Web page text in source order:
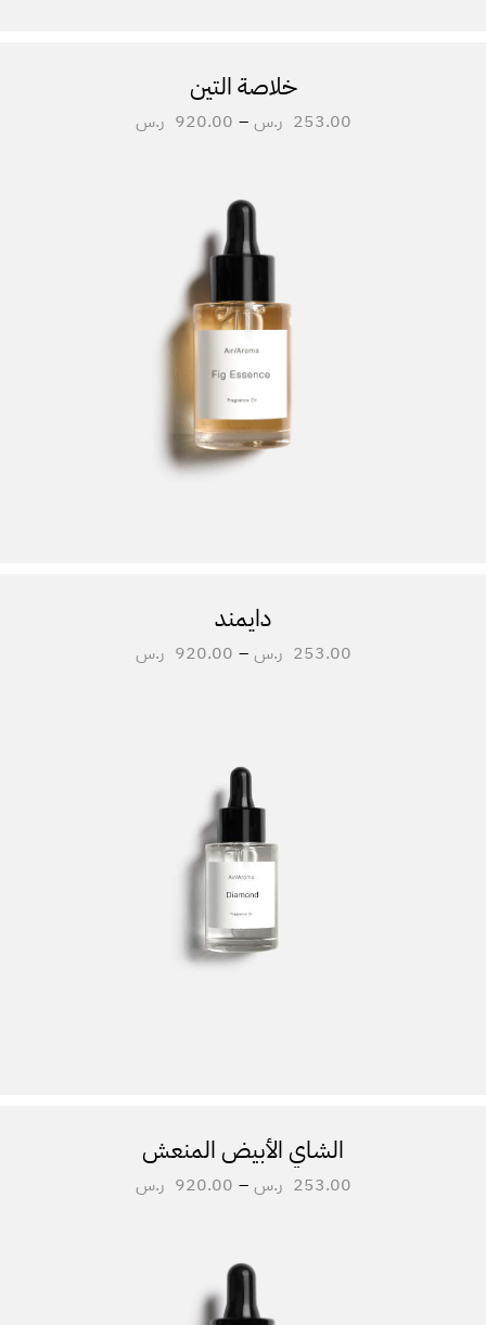
خلاصة التين
253.00 ر.س –
920.00 ر.س
دايمند
253.00 ر.س –
920.00 ر.س
الشاي الأبيض المنعش
253.00 ر.س –
920.00 ر.س